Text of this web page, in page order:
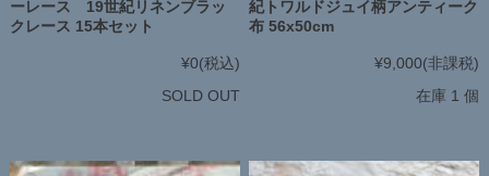
ーレース 19世紀リネンブラッ
クレース 15本セット
¥0(税込)
SOLD OUT
紀トワルドジュイ柄アンティーク
布 56x50cm
¥9,000(非課税)
在庫 1 個